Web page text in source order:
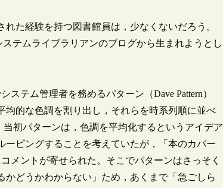
た経験を持つ図書館員は，少なくないだろう。
テムライブラリアンのブログから生まれようとし
テム管理者を務めるパターン（Dave Pattern）
的な色調を割り出し，それらを時系列順に並べ
当初パターンは，色調を平均化するというアイデア
ピングすることを考えていたが，「本のカバー
メントが寄せられた。そこでパターンはさっそく
どうかわからない」ため，あくまで「急ごしら